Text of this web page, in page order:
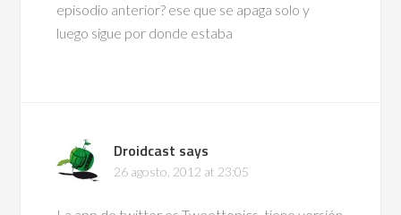
episodio anterior? ese que se apaga solo y
luego sigue por donde estaba
Droidcast says
26 agosto, 2012 at 23:05